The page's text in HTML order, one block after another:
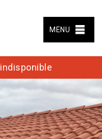
MENU
indisponible